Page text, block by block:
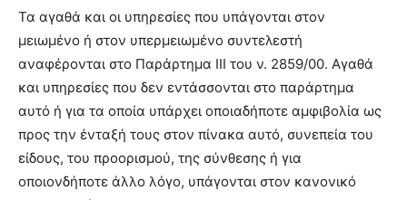
Τα αγαθά και οι υπηρεσίες που υπάγονται στον
μειωμένο ή στον υπερμειωμένο συντελεστή
αναφέρονται στο Παράρτημα ΙΙΙ του ν. 2859/00. Αγαθά
και υπηρεσίες που δεν εντάσσονται στο παράρτημα
αυτό ή για τα οποία υπάρχει οποιαδήποτε αμφιβολία ως
προς την ένταξή τους στον πίνακα αυτό, συνεπεία του
είδους, του προορισμού, της σύνθεσης ή για
οποιονδήποτε άλλο λόγο, υπάγονται στον κανονικό